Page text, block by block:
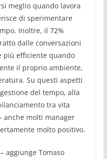
meglio quando lavora
di sperimentare
Inoltre, il 72%
dalle conversazioni
più efficiente quando
il proprio ambiente,
Su questi aspetti
del tempo, alla
tra vita
anche molti manager
molto positivo.
aggiunge Tomaso